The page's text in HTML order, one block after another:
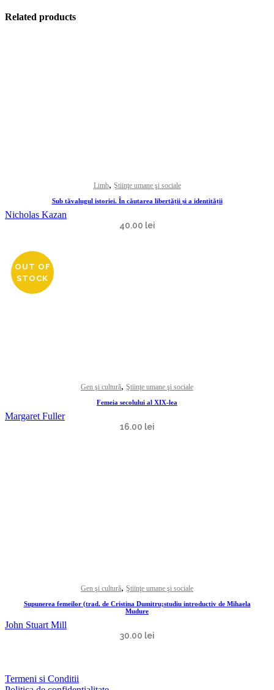
Related products
Limb, Ştiinţe umane şi sociale
Sub tăvalugul istoriei. În căutarea libertății și a identității
Nicholas Kazan
40.00 lei
OUT OF
STOCK
Gen şi cultură, Ştiinţe umane şi sociale
Femeia secolului al XIX-lea
Margaret Fuller
16.00 lei
Gen şi cultură, Ştiinţe umane şi sociale
Supunerea femeilor (trad. de Cristina Dumitru;studiu introductiv de Mihaela
Mudure
John Stuart Mill
30.00 lei
Termeni si Conditii